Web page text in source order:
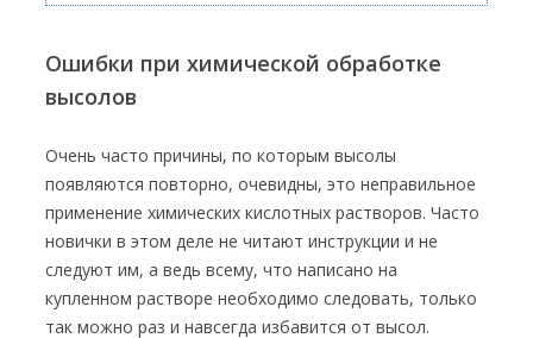
Ошибки при химической обработке
высолов
Очень часто причины, по которым высолы
появляются повторно, очевидны, это неправильное
применение химических кислотных растворов. Часто
новички в этом деле не читают инструкции и не
следуют им, а ведь всему, что написано на
купленном растворе необходимо следовать, только
так можно раз и навсегда избавится от высол.